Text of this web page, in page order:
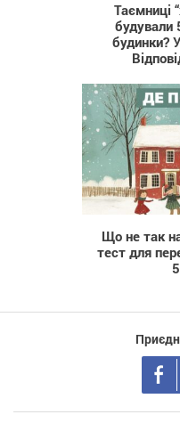
Таємниці
будували
будинки?
Що не так
тест для